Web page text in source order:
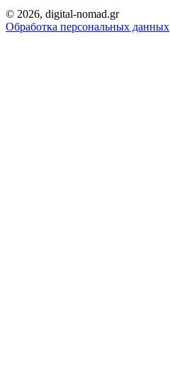
© 2026, digital-nomad.gr
Обработка персональных данных